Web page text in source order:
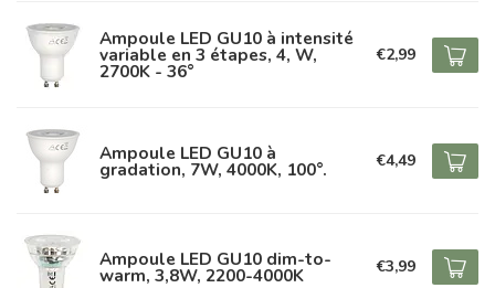
Ampoule LED GU10 à intensité
variable en 3 étapes, 4, W,
2700K - 36°
€2,99
Ampoule LED GU10 à
gradation, 7W, 4000K, 100°. €4,49
Ampoule LED GU10 dim-to-
warm, 3,8W, 2200-4000K €3,99